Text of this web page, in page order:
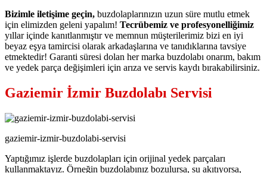
Bizimle iletişime geçin, buzdolaplarınızın uzun süre mutlu etmek
için elimizden geleni yapalım! Tecrübemiz ve profesyonelliğimiz
yıllar içinde kanıtlanmıştır ve memnun müşterilerimiz bizi en iyi
beyaz eşya tamircisi olarak arkadaşlarına ve tanıdıklarına tavsiye
etmektedir! Garanti süresi dolan her marka buzdolabı onarım, bakım
ve yedek parça değişimleri için arıza ve servis kaydı bırakabilirsiniz.
Gaziemir İzmir Buzdolabı Servisi
gaziemir-izmir-buzdolabi-servisi
Yaptığımız işlerde buzdolapları için orijinal yedek parçaları
kullanmaktayız. Örneğin buzdolabınız bozulursa, su akıtıyorsa,